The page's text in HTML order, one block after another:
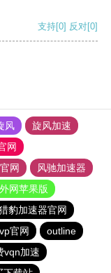
支持[0] 反对[0]
风
旋风加速
网
网
风驰加速器
网苹果版
豹加速器官网
官网
outline
vqn加速